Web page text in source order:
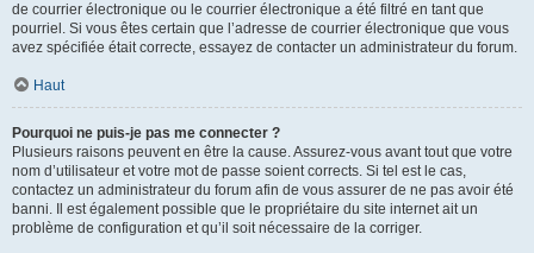
de courrier électronique ou le courrier électronique a été filtré en tant que
pourriel. Si vous êtes certain que l’adresse de courrier électronique que vous
avez spécifiée était correcte, essayez de contacter un administrateur du forum.
Haut
Pourquoi ne puis-je pas me connecter ?
Plusieurs raisons peuvent en être la cause. Assurez-vous avant tout que votre
nom d’utilisateur et votre mot de passe soient corrects. Si tel est le cas,
contactez un administrateur du forum afin de vous assurer de ne pas avoir été
banni. Il est également possible que le propriétaire du site internet ait un
problème de configuration et qu’il soit nécessaire de la corriger.